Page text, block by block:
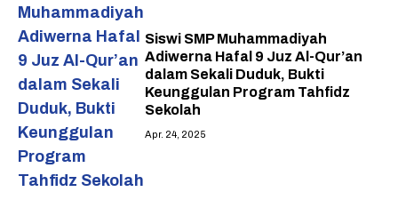
Siswi SMP Muhammadiyah
Adiwerna Hafal 9 Juz Al-Qur’an
dalam Sekali Duduk, Bukti
Keunggulan Program Tahfidz
Sekolah
Apr. 24, 2025